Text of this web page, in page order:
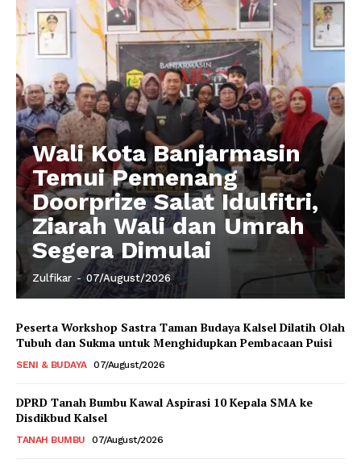
Wali Kota Banjarmasin
Temui Pemenang
Doorprize Salat Idulfitri,
Ziarah Wali dan Umrah
Segera Dimulai
Zulfikar - 07/August/2026
Peserta Workshop Sastra Taman Budaya Kalsel Dilatih Olah
Tubuh dan Sukma untuk Menghidupkan Pembacaan Puisi
SENI & BUDAYA 07/August/2026
DPRD Tanah Bumbu Kawal Aspirasi 10 Kepala SMA ke
Disdikbud Kalsel
TANAH BUMBU 07/August/2026